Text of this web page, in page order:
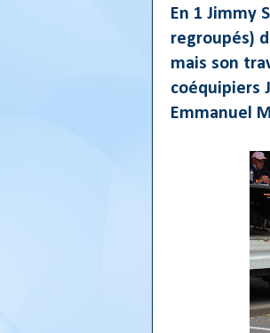
En 1 Jimmy
regroupés)
mais son
coéquipiers
Emmanuel